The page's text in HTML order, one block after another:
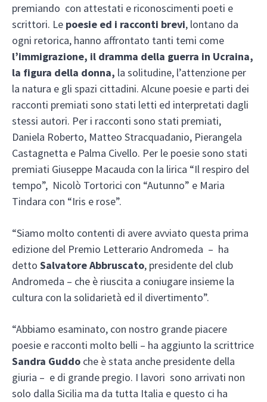
premiando con attestati e riconoscimenti poeti e
scrittori. Le poesie ed i racconti brevi, lontano da
ogni retorica, hanno affrontato tanti temi come
l’immigrazione, il dramma della guerra in Ucraina,
la figura della donna, la solitudine, l’attenzione per
la natura e gli spazi cittadini. Alcune poesie e parti dei
racconti premiati sono stati letti ed interpretati dagli
stessi autori. Per i racconti sono stati premiati,
Daniela Roberto, Matteo Stracquadanio, Pierangela
Castagnetta e Palma Civello. Per le poesie sono stati
premiati Giuseppe Macauda con la lirica “Il respiro del
tempo”, Nicolò Tortorici con “Autunno” e Maria
Tindara con “Iris e rose”.
“Siamo molto contenti di avere avviato questa prima
edizione del Premio Letterario Andromeda – ha
detto Salvatore Abbruscato, presidente del club
Andromeda – che è riuscita a coniugare insieme la
cultura con la solidarietà ed il divertimento”.
“Abbiamo esaminato, con nostro grande piacere
poesie e racconti molto belli – ha aggiunto la scrittrice
Sandra Guddo che è stata anche presidente della
giuria – e di grande pregio. I lavori sono arrivati non
solo dalla Sicilia ma da tutta Italia e questo ci ha